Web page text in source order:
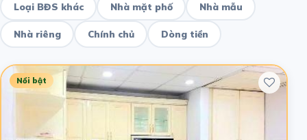
Loại BĐS khác Nhà mặt phố Nhà mẫu
Nhà riêng Chính chủ Dòng tiền
Nổi bật